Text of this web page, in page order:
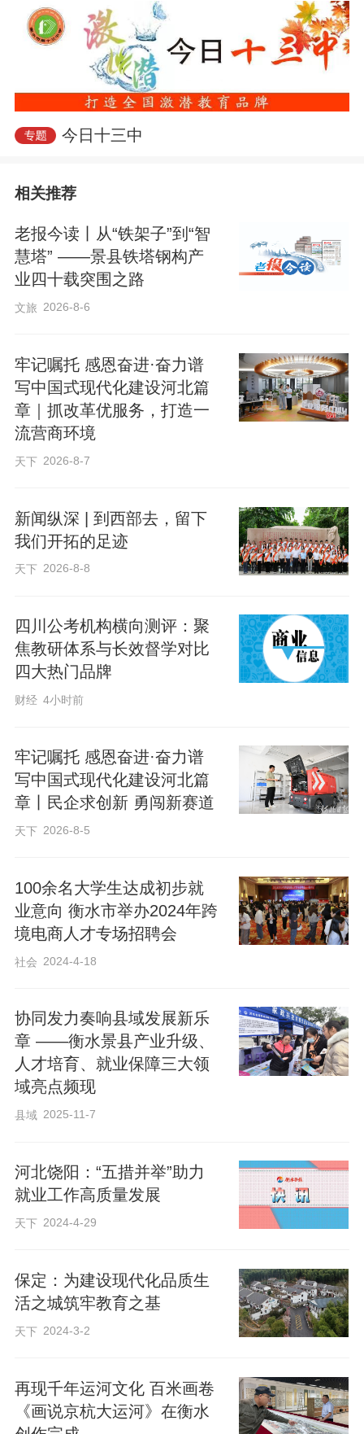
导师，对由卢龙县中学、河北黄骅中学等
学校的校长组成的第九组研修班成员进行
主持了研修班开班仪式暨校长论坛，并发
中开拓视野，交流学习先进理念，为教育
强国建设贡献力量。白祥友作《关于办学
思想研究和实践探索》的专题报告。各研
修班成员校长分别发言，介绍了各自学校
的办学情况、特色和当前面临的挑战。河
春、副教授周文佳莅临指导工作并讲话，
希望各位研修班成员能在此次活动中汲取
宝贵经验，提升管理水平，共同探讨教育
改革新路径，共同推动全省县域高中教育
各位成员校长参观了十三中校园文化，观
看视频资料，实地参与学校爱国教育活
的独特魅力。在跟岗学习中，各位成员校
长还通过特色教研观摩、高效课堂观摩、
理论专题研讨、分组交流等多种方式深度
了解了衡水十三中的教学特色及优秀管理
今日十三中
相关推荐
老报今读丨从“铁架子”到“智
慧塔” ——景县铁塔钢构产
业四十载突围之路
文旅 2026-8-6
牢记嘱托 感恩奋进·奋力谱
写中国式现代化建设河北篇
章｜抓改革优服务，打造一
流营商环境
天下 2026-8-7
新闻纵深 | 到西部去，留下
我们开拓的足迹
天下 2026-8-8
四川公考机构横向测评：聚
焦教研体系与长效督学对比
四大热门品牌
财经 4小时前
牢记嘱托 感恩奋进·奋力谱
写中国式现代化建设河北篇
章丨民企求创新 勇闯新赛道
天下 2026-8-5
100余名大学生达成初步就
业意向 衡水市举办2024年跨
境电商人才专场招聘会
社会 2024-4-18
协同发力奏响县域发展新乐
章 ——衡水景县产业升级、
人才培育、就业保障三大领
域亮点频现
县域 2025-11-7
河北饶阳：“五措并举”助力
就业工作高质量发展
天下 2024-4-29
保定：为建设现代化品质生
活之城筑牢教育之基
天下 2024-3-2
再现千年运河文化 百米画卷
《画说京杭大运河》在衡水